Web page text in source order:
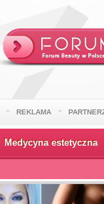
REKLAMA
Medycyna estetyczna